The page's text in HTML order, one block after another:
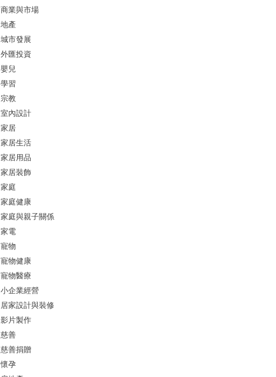
商業與市場
地產
城市發展
外匯投資
嬰兒
學習
宗教
室內設計
家居
家居生活
家居用品
家居裝飾
家庭
家庭健康
家庭與親子關係
家電
寵物
寵物健康
寵物醫療
小企業經營
居家設計與裝修
影片製作
慈善
慈善捐贈
懷孕